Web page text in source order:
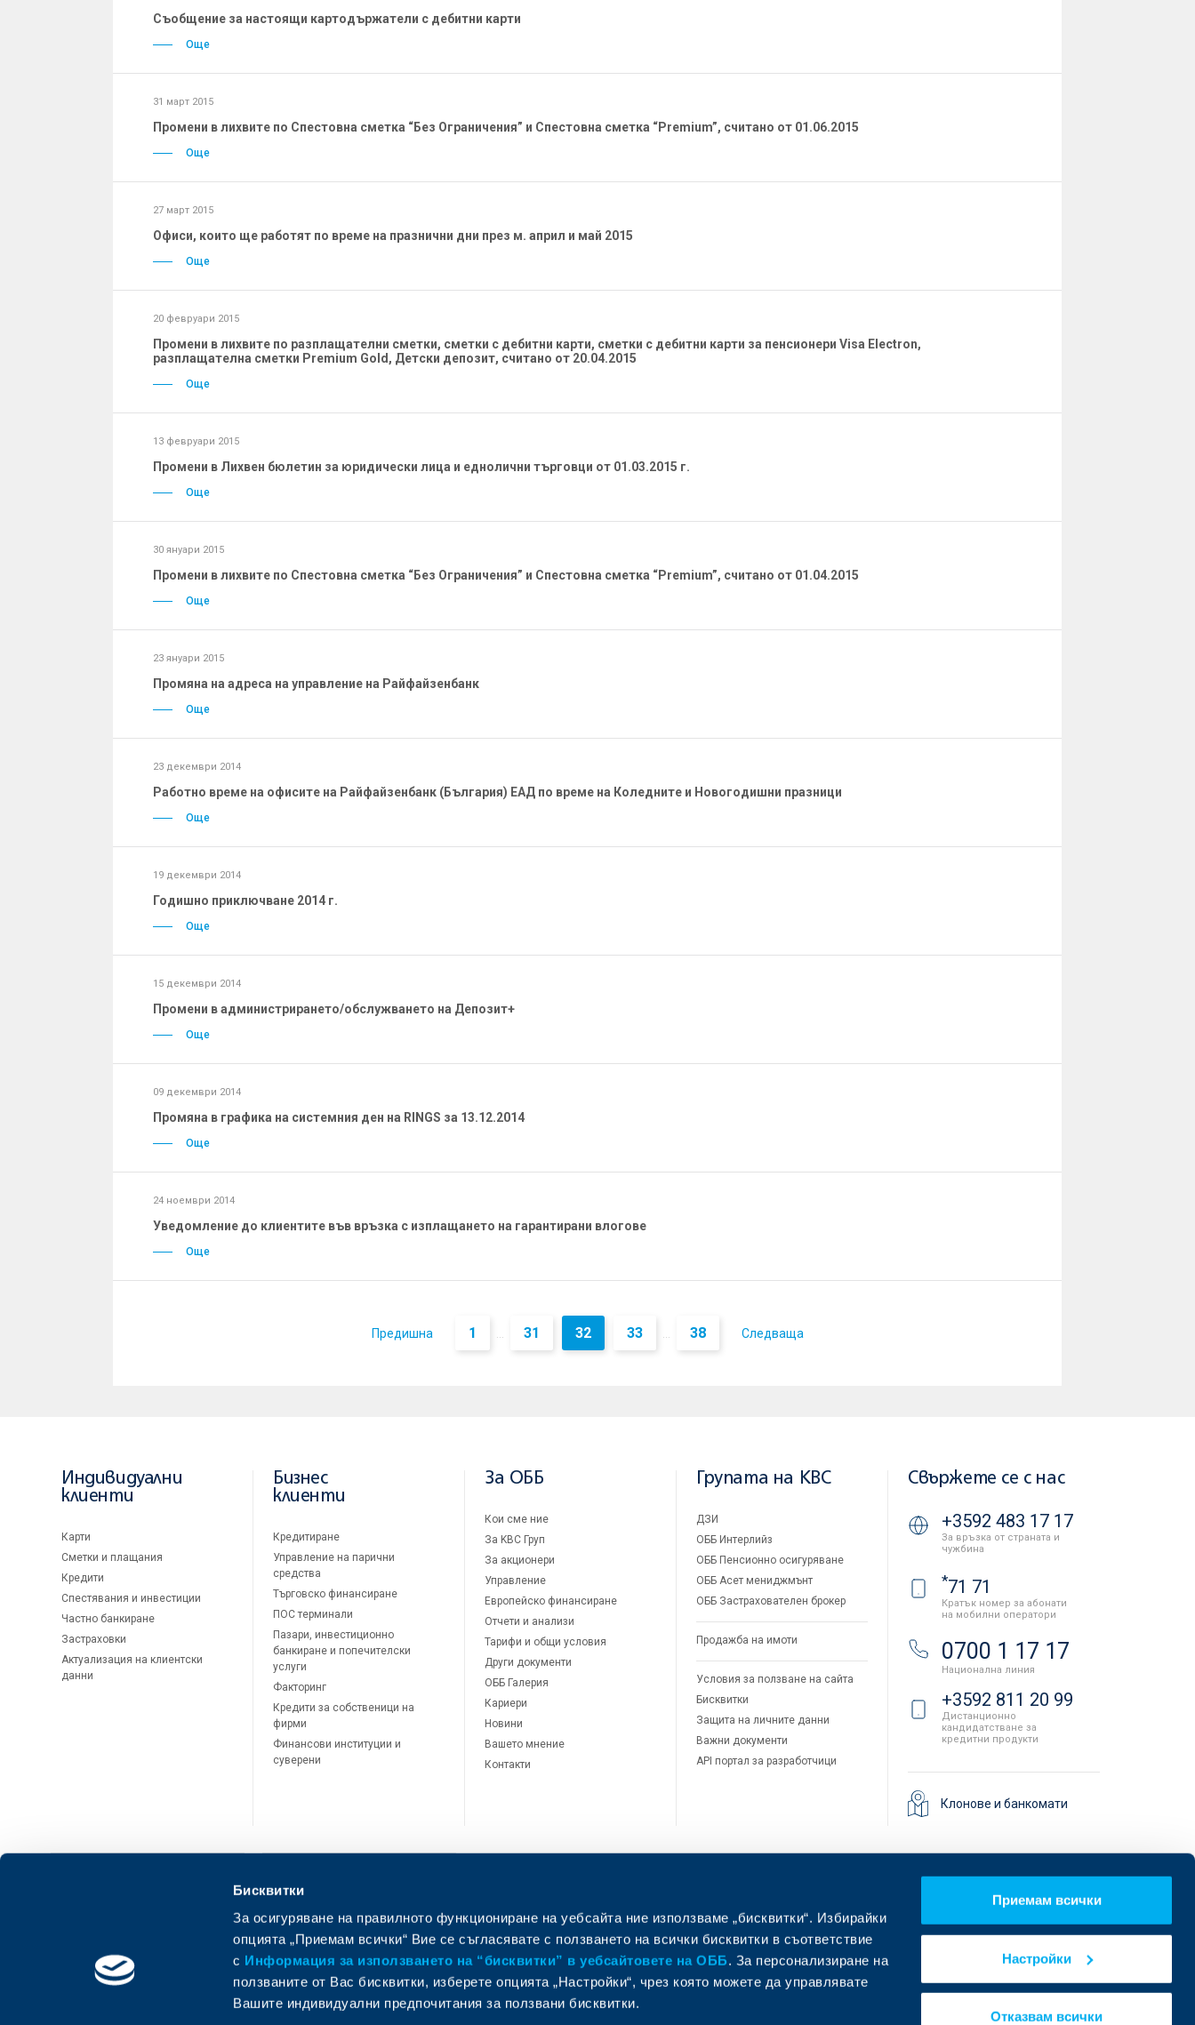
Бисквитки
За осигуряване на правилното функциониране на уебсайта ние използваме „бисквитки“. Избирайки
опцията „Приемам всички“ Вие се съгласявате с ползването на всички бисквитки в съответствие
с Информация за използването на “бисквитки” в уебсайтовете на ОББ. За персонализиране на
ползваните от Вас бисквитки, изберете опцията „Настройки“, чрез която можете да управлявате
Вашите индивидуални предпочитания за ползвани бисквитки.
Приемам всички
Настройки
Отказвам всички
Съобщение за настоящи картодържатели с дебитни карти
Още
31 март 2015
Промени в лихвите по Спестовна сметка “Без Ограничения” и Спестовна сметка “Premium”, считано от 01.06.2015
Още
27 март 2015
Офиси, които ще работят по време на празнични дни през м. април и май 2015
Още
20 февруари 2015
Промени в лихвите по разплащателни сметки, сметки с дебитни карти, сметки с дебитни карти за пенсионери Visa Electron,
разплащателна сметки Premium Gold, Детски депозит, считано от 20.04.2015
Още
13 февруари 2015
Промени в Лихвен бюлетин за юридически лица и еднолични търговци от 01.03.2015 г.
Още
30 януари 2015
Промени в лихвите по Спестовна сметка “Без Ограничения” и Спестовна сметка “Premium”, считано от 01.04.2015
Още
23 януари 2015
Промяна на адреса на управление на Райфайзенбанк
Още
23 декември 2014
Работно време на офисите на Райфайзенбанк (България) ЕАД по време на Коледните и Новогодишни празници
Още
19 декември 2014
Годишно приключване 2014 г.
Още
15 декември 2014
Промени в администрирането/обслужването на Депозит+
Още
09 декември 2014
Промяна в графика на системния ден на RINGS за 13.12.2014
Още
24 ноември 2014
Уведомление до клиентите във връзка с изплащането на гарантирани влогове
Още
Предишна 1 ... 31 32 33 ... 38 Следваща
Индивидуални
клиенти
Карти
Сметки и плащания
Кредити
Спестявания и инвестиции
Частно банкиране
Застраховки
Актуализация на клиентски
данни
Бизнес
клиенти
Кредитиране
Управление на парични
средства
Търговско финансиране
ПОС терминали
Пазари, инвестиционно
банкиране и попечителски
услуги
Факторинг
Кредити за собственици на
фирми
Финансови институции и
суверени
За ОББ
Кои сме ние
За KBC Груп
За акционери
Управление
Европейско финансиране
Отчети и анализи
Тарифи и общи условия
Други документи
ОББ Галерия
Кариери
Новини
Вашето мнение
Контакти
Групата на KBC
ДЗИ
ОББ Интерлийз
ОББ Пенсионно осигуряване
ОББ Асет мениджмънт
ОББ Застрахователен брокер
Продажба на имоти
Условия за ползване на сайта
Бисквитки
Защита на личните данни
Важни документи
API портал за разработчици
Свържете се с нас
+3592 483 17 17
За връзка от страната и
чужбина
*71 71
Кратък номер за абонати
на мобилни оператори
0700 1 17 17
Национална линия
+3592 811 20 99
Дистанционно
кандидатстване за
кредитни продукти
Клонове и банкомати
ОББ Мобайл
Намерете ни в социалните мрежи: